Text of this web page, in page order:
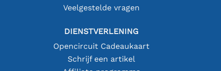
Veelgestelde vragen
DIENSTVERLENING
Opencircuit Cadeaukaart
Schrijf een artikel